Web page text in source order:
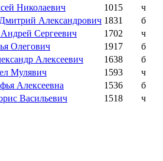
Николаевич 1015
ч
Александрович 1831
б
Сергеевич 1702
ч
Олегович 1917
б
Алексеевич 1638
б
Мулявич 1593
ч
Алексеевна 1536
б
Васильевич 1518
ч